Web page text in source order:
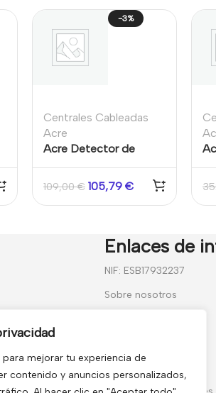
mejorar tu experiencia de
contenido y anuncios personalizados,
-3%
Centrales Cableadas
Acre
Acre Detector de
109,00€ 105,79 €
17840 Sarria de
Enlaces de
NIF: ESB17932237
Sobre nosotros